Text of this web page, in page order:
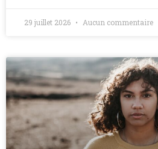
29 juillet 2026 Aucun commentaire